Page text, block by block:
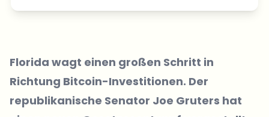
Florida wagt einen großen Schritt in
Richtung Bitcoin-Investitionen. Der
republikanische Senator Joe Gruters hat